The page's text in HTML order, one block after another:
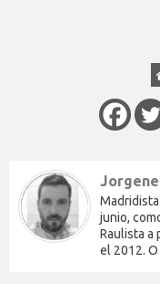
junio,
Raulista a
el 2012.